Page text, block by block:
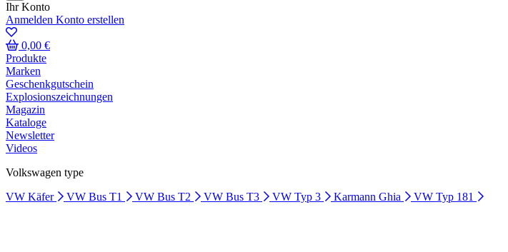
Ihr Konto
Anmelden Konto erstellen
0,00 €
Produkte
Marken
Geschenkgutschein
Explosionszeichnungen
Magazin
Kataloge
Newsletter
Videos
Volkswagen type
VW Käfer
VW Bus T1 VW Bus T2 VW Bus T3 VW Typ 3 Karmann Ghia VW Typ 181